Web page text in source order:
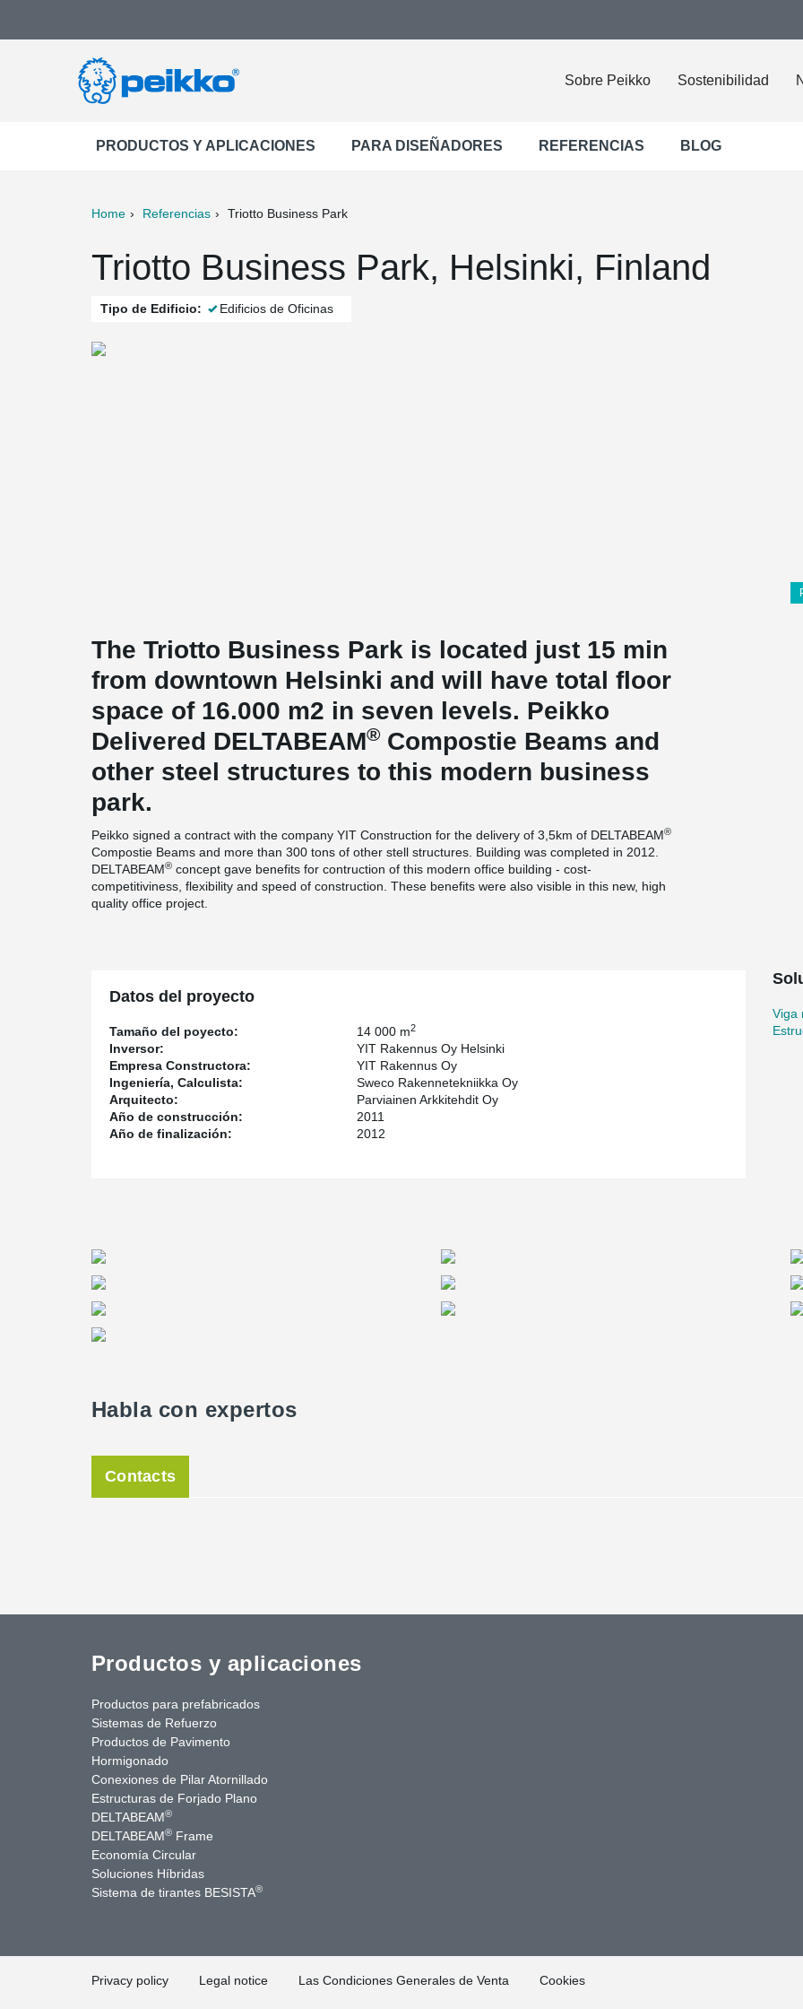
Sobre Peikko Sostenibilidad
PRODUCTOS Y APLICACIONES PARA DISEÑADORES REFERENCIAS BLOG
Home Referencias Triotto Business Park
Triotto Business Park, Helsinki, Finland
Tipo de Edificio: Edificios de Oficinas
The Triotto Business Park is located just 15 min
from downtown Helsinki and will have total floor
space of 16.000 m2 in seven levels. Peikko
Delivered DELTABEAM® Compostie Beams and
other steel structures to this modern business
park.
Peikko signed a contract with the company YIT Construction for the delivery of 3,5km of DELTABEAM®
Compostie Beams and more than 300 tons of other stell structures. Building was completed in 2012.
DELTABEAM® concept gave benefits for contruction of this modern office building - cost-
competitiviness, flexibility and speed of construction. These benefits were also visible in this new, high
quality office project.
Datos del proyecto
Tamaño del poyecto: 14 000 m2
Inversor:
YIT Rakennus Oy Helsinki
Empresa Constructora:
YIT Rakennus Oy
Ingeniería, Calculista:
Sweco Rakennetekniikka Oy
Arquitecto:
Parviainen Arkkitehdit Oy
Año de construcción:
2011
Año de finalización:
2012
Viga
Habla con expertos
Contacts
Productos y aplicaciones
Productos para prefabricados
Sistemas de Refuerzo
Productos de Pavimento
Hormigonado
Conexiones de Pilar Atornillado
Estructuras de Forjado Plano
DELTABEAM®
DELTABEAM® Frame
Economía Circular
Soluciones Híbridas
Sistema de tirantes BESISTA®
Privacy policy Legal notice Las Condiciones Generales de Venta Cookies